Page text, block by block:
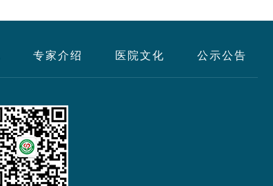
专家介绍 医院文化 公示公告